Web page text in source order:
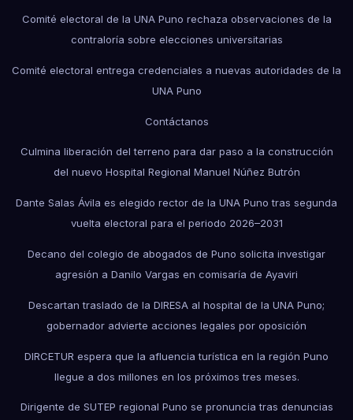
Comité electoral de la UNA Puno rechaza observaciones de la
contraloría sobre elecciones universitarias
Comité electoral entrega credenciales a nuevas autoridades de la
UNA Puno
Contáctanos
Culmina liberación del terreno para dar paso a la construcción
del nuevo Hospital Regional Manuel Núñez Butrón
Dante Salas Ávila es elegido rector de la UNA Puno tras segunda
vuelta electoral para el periodo 2026–2031
Decano del colegio de abogados de Puno solicita investigar
agresión a Danilo Vargas en comisaría de Ayaviri
Descartan traslado de la DIRESA al hospital de la UNA Puno;
gobernador advierte acciones legales por oposición
DIRCETUR espera que la afluencia turística en la región Puno
llegue a dos millones en los próximos tres meses.
Dirigente de SUTEP regional Puno se pronuncia tras denuncias